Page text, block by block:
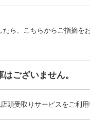
ら、こちらからご指摘を
ございません。
頭受取りサービスをご利